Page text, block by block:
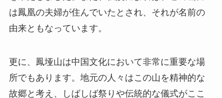
故郷と考え、しばしば祭りや伝統的な儀式がここ
で行われます。特に中秋節には、多くの人々が鳳
の行事は地域のアイデンティティを形成し、訪れ
る人々に深い文化的な体験を提供します。